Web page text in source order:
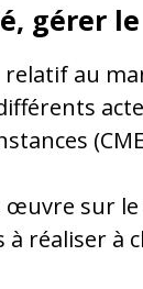
gérer
au
sur
réaliser à